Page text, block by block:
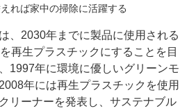
れば家中の掃除に活躍する
、2030年までに製品に使用される
再生プラスチックにすることを目
1997年に環境に優しいグリーンモ
年には再生プラスチックを使用
リーナーを発表し、サステナブル